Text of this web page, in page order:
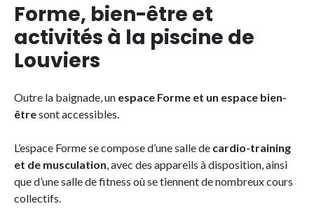
Forme, bien-être et
activités à la piscine de
Louviers
Outre la baignade, un espace Forme et un espace bien-
êtresont accessibles.
L’espace Forme se compose d’une salle de cardio-training
et de musculation, avec des appareils à disposition, ainsi
que d’une salle de fitness où se tiennent de nombreux cours
collectifs.